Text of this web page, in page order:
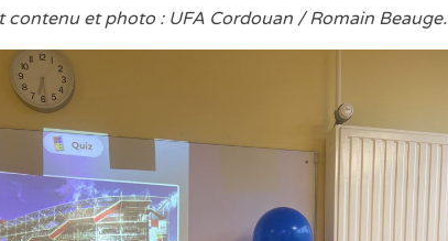
contenu et photo : UFA Cordouan / Romain Beauge.